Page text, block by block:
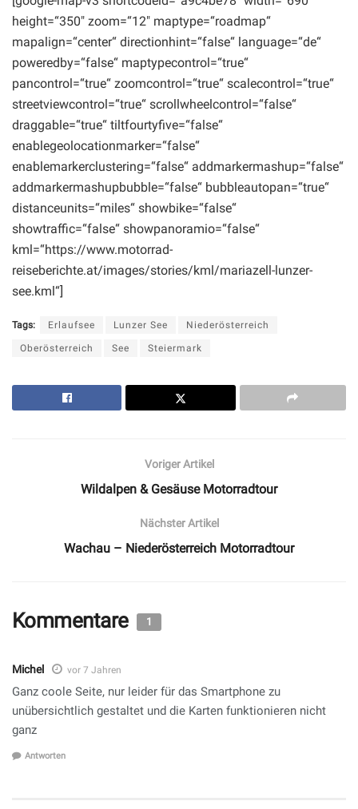
height=“350″ zoom=“12″ maptype=“roadmap“
mapalign=“center“ directionhint=“false“ language=“de“
poweredby=“false“ maptypecontrol=“true“
pancontrol=“true“ zoomcontrol=“true“ scalecontrol=“true“
streetviewcontrol=“true“ scrollwheelcontrol=“false“
draggable=“true“ tiltfourtyfive=“false“
enablegeolocationmarker=“false“
enablemarkerclustering=“false“ addmarkermashup=“false“
addmarkermashupbubble=“false“ bubbleautopan=“true“
distanceunits=“miles“ showbike=“false“
showtraffic=“false“ showpanoramio=“false“
kml=“https://www.motorrad-
reiseberichte.at/images/stories/kml/mariazell-lunzer-
see.kml“]
Tags: Erlaufsee Lunzer See Niederösterreich
Oberösterreich See Steiermark
Voriger Artikel
Wildalpen & Gesäuse Motorradtour
Nächster Artikel
Wachau – Niederösterreich Motorradtour
Kommentare 1
Michel vor 7 Jahren
Ganz coole Seite, nur leider für das Smartphone zu
unübersichtlich gestaltet und die Karten funktionieren nicht
ganz
Antworten